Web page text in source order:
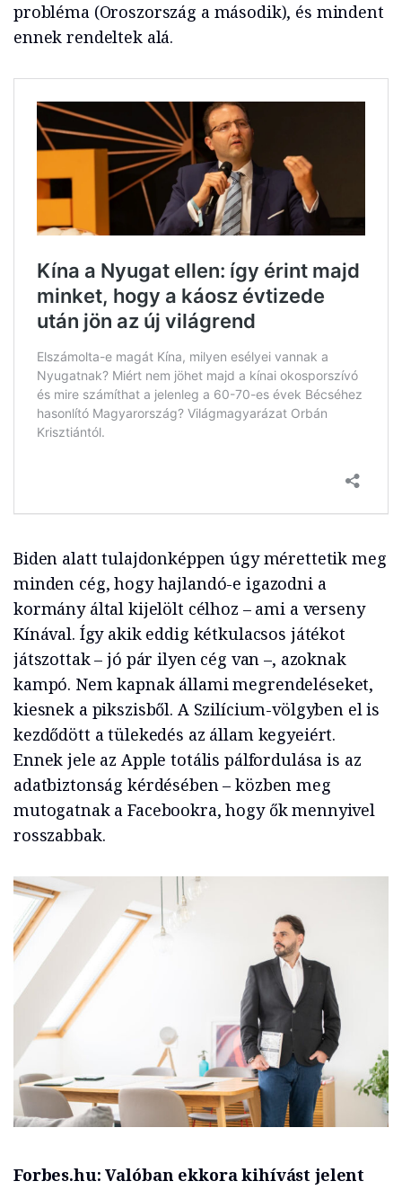
probléma (Oroszország a második), és mindent
ennek rendeltek alá.
Biden alatt tulajdonképpen úgy mérettetik meg
minden cég, hogy hajlandó-e igazodni a
kormány által kijelölt célhoz – ami a verseny
Kínával. Így akik eddig kétkulacsos játékot
játszottak – jó pár ilyen cég van –, azoknak
kampó. Nem kapnak állami megrendeléseket,
kiesnek a pikszisből. A Szilícium-völgyben el is
kezdődött a tülekedés az állam kegyeiért.
Ennek jele az Apple totális pálfordulása is az
adatbiztonság kérdésében – közben meg
mutogatnak a Facebookra, hogy ők mennyivel
rosszabbak.
Forbes.hu: Valóban ekkora kihívást jelent